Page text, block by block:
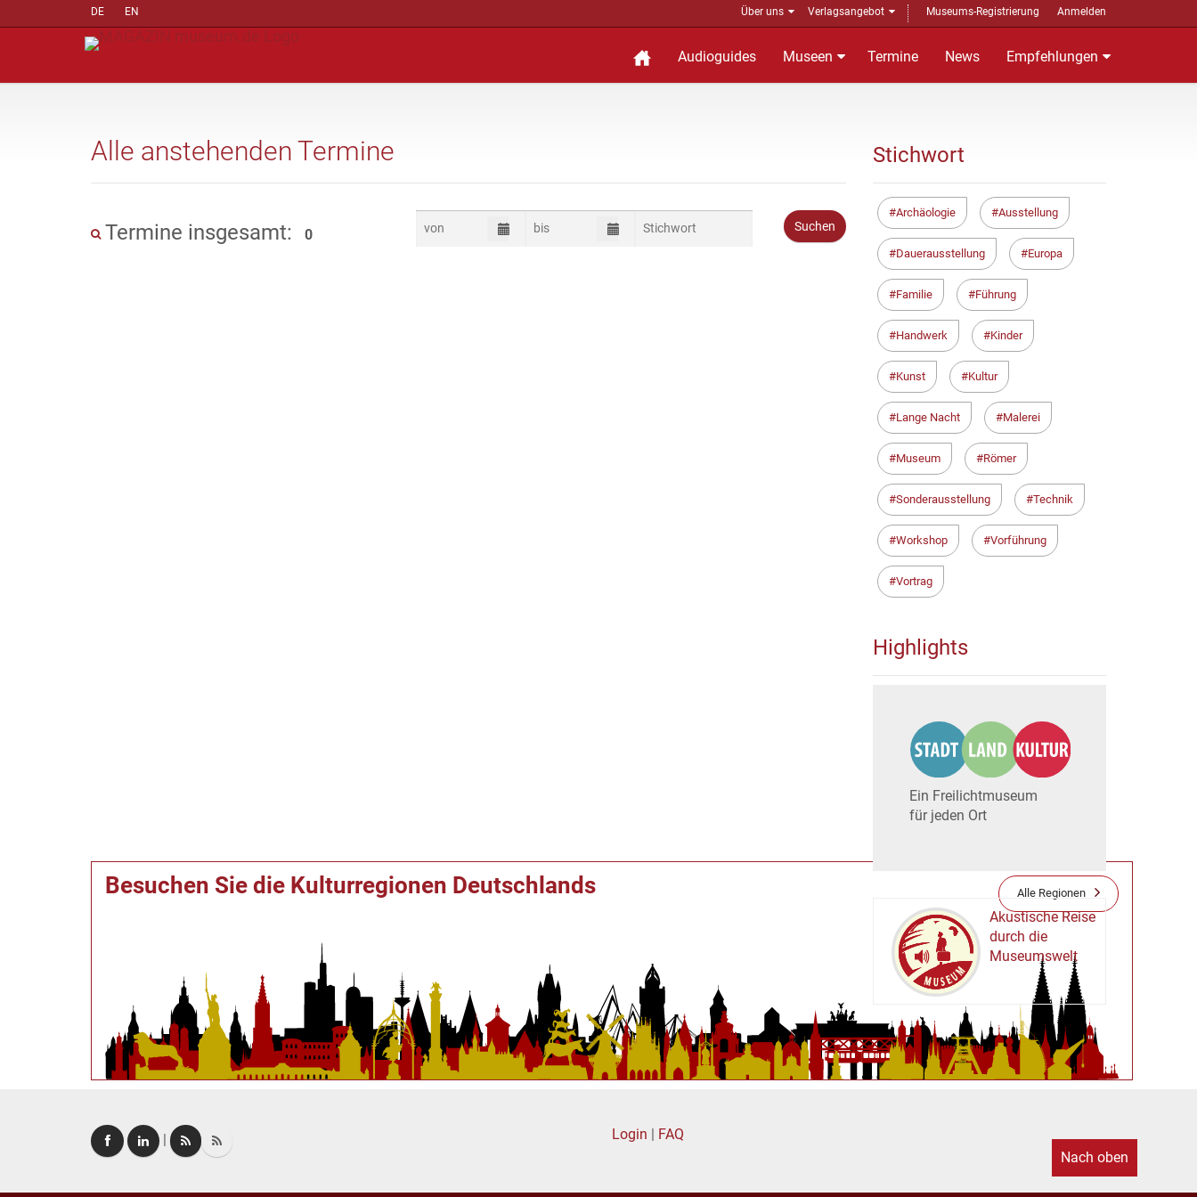
DE EN Über uns Verlagsangebot Museums-Registrierung Anmelden
Audioguides Museen Termine News Empfehlungen
Alle anstehenden Termine
Termine insgesamt: 0
Besuchen Sie die Kulturregionen Deutschlands Alle Regionen
Stichwort
Archäologie Ausstellung
Dauerausstellung Europa
Familie Führung
Handwerk Kinder
Kunst Kultur
Lange Nacht Malerei
Museum Römer
Sonderausstellung Technik
Workshop Vorführung
Vortrag
Highlights
Ein Freilichtmuseum
für jeden Ort
MUSEUM
Akustische Reise
durch die
Museumswelt
Login | FAQ
Nach oben